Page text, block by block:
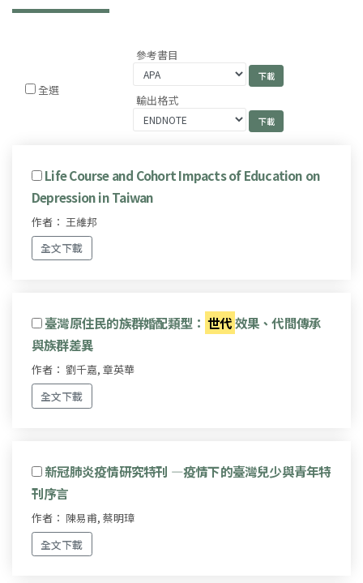
全選
參考書目
輸出格式
Life Course and Cohort Impacts of Education on
Depression in Taiwan
作者： 王維邦
全文下載
臺灣原住民的族群婚配類型： 世代效果、代間傳承
與族群差異
作者： 劉千嘉, 章英華
全文下載
新冠肺炎疫情研究特刊 —疫情下的臺灣兒少與青年特
刊序言
作者： 陳易甫, 蔡明璋
全文下載